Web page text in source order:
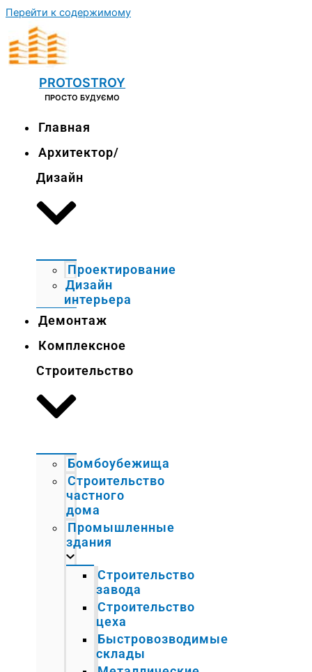
Перейти к содержимому
PROTOSTROY
ПРОСТО БУДУЄМО
Главная
Архитектор/
Дизайн
Проектирование
Дизайн
интерьера
Демонтаж
Комплексное
Строительство
Бомбоубежища
Строительство
частного
дома
Промышленные
здания
Строительство
завода
Строительство
цеха
Быстровозводимые
склады